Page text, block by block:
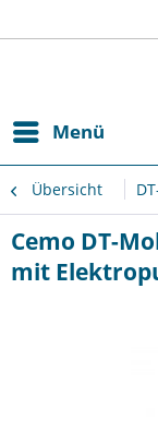
Menü
Übersicht
Cemo DT-
mit